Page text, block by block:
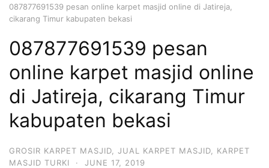
087877691539 pesan online karpet masjid online di Jatireja,
cikarang Timur kabupaten bekasi
087877691539 pesan
online karpet masjid online
di Jatireja, cikarang Timur
kabupaten bekasi
GROSIR KARPET MASJID JUAL KARPET MASJID
KARPET
MASJID TURKI
· JUNE 17, 2019